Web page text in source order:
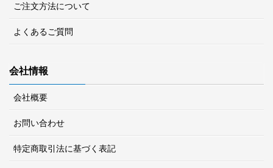
ご注文方法について
よくあるご質問
会社情報
会社概要
お問い合わせ
特定商取引法に基づく表記